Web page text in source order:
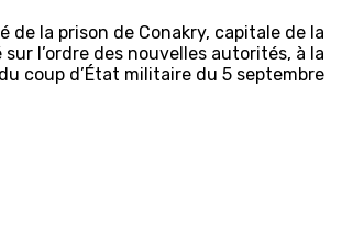
de la prison de Conakry, capitale de la
l’ordre des nouvelles autorités, à la
coup d’État militaire du 5 septembre.